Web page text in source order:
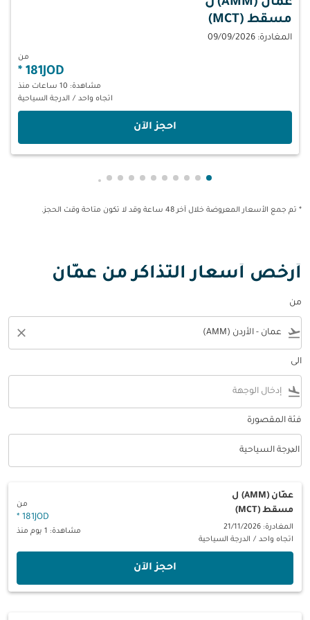
عمّان (AMM)
ل
مسقط (MCT)
المغادرة: 09/09/2026
من
181JOD
*
مشاهدة: 10 ساعات منذ
اتجاه واحد / الدرجة السياحية
‫احجز الآن‬
عرض cmp-pagination-showing-card 9عرض cmp-pagination-showing-card 10
* تم جمع الأسعار المعروضة خلال آخر 48 ساعة وقد لا تكون متاحة وقت الحجز.
أرخص أسعار التذاكر من عمّان
من
flight_takeoff
close
الى
flight_land
فئة المقصورة
فئة المقصورة option الدرجة السياحية Selected
الدرجة السياحية
keyboard_arrow_down
عمّان (AMM)
ل
مسقط (MCT)
المغادرة: 21/11/2026
اتجاه واحد / الدرجة السياحية
من
181JOD
*
مشاهدة: 1 يوم منذ
‫احجز الآن‬